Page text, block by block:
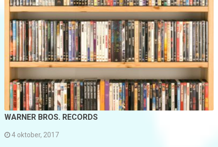
WARNER BROS. RECORDS
4 oktober, 2017